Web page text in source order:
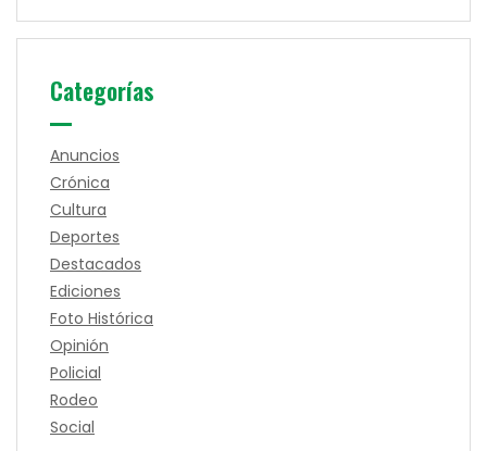
Categorías
Anuncios
Crónica
Cultura
Deportes
Destacados
Ediciones
Foto Histórica
Opinión
Policial
Rodeo
Social